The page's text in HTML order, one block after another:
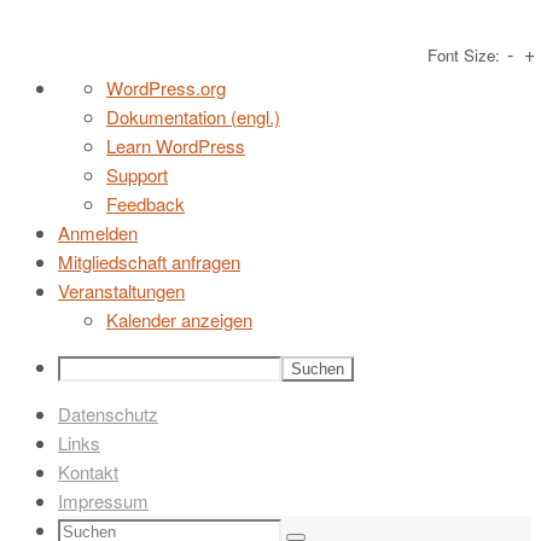
Zum
Über
WordPress
WordPress.org
Dokumentation (engl.)
Learn WordPress
Support
Feedback
Anmelden
Mitgliedschaft anfragen
Veranstaltungen
Kalender anzeigen
Suchen
Datenschutz
Links
Kontakt
Impressum
Suchen
Font Size: - +